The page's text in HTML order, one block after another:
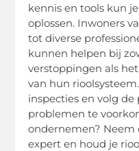
kennis en tools kun
oplossen. Inwoners
tot diverse
kunnen helpen bij
verstoppingen als
van hun
inspecties en volg
problemen te
ondernemen?
expert en houd je